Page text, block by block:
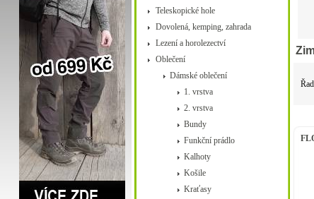
Teleskopické hole
Dovolená, kemping, zahrada
Lezení a horolezectví
Oblečení
Dámské oblečení
1. vrstva
2. vrstva
Bundy
Funkční prádlo
Kalhoty
Košile
Kraťasy